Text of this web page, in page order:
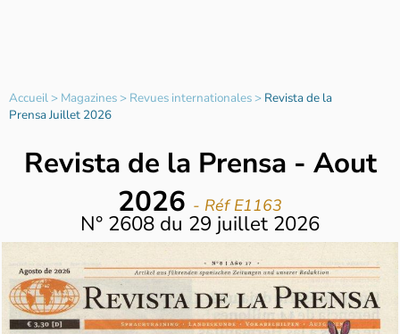
Accueil> Magazines> Revues internationales> Revista de la
Prensa Juillet 2026
Revista de la Prensa - Aout
2026 - Réf E1163
N° 2608 du 29 juillet 2026